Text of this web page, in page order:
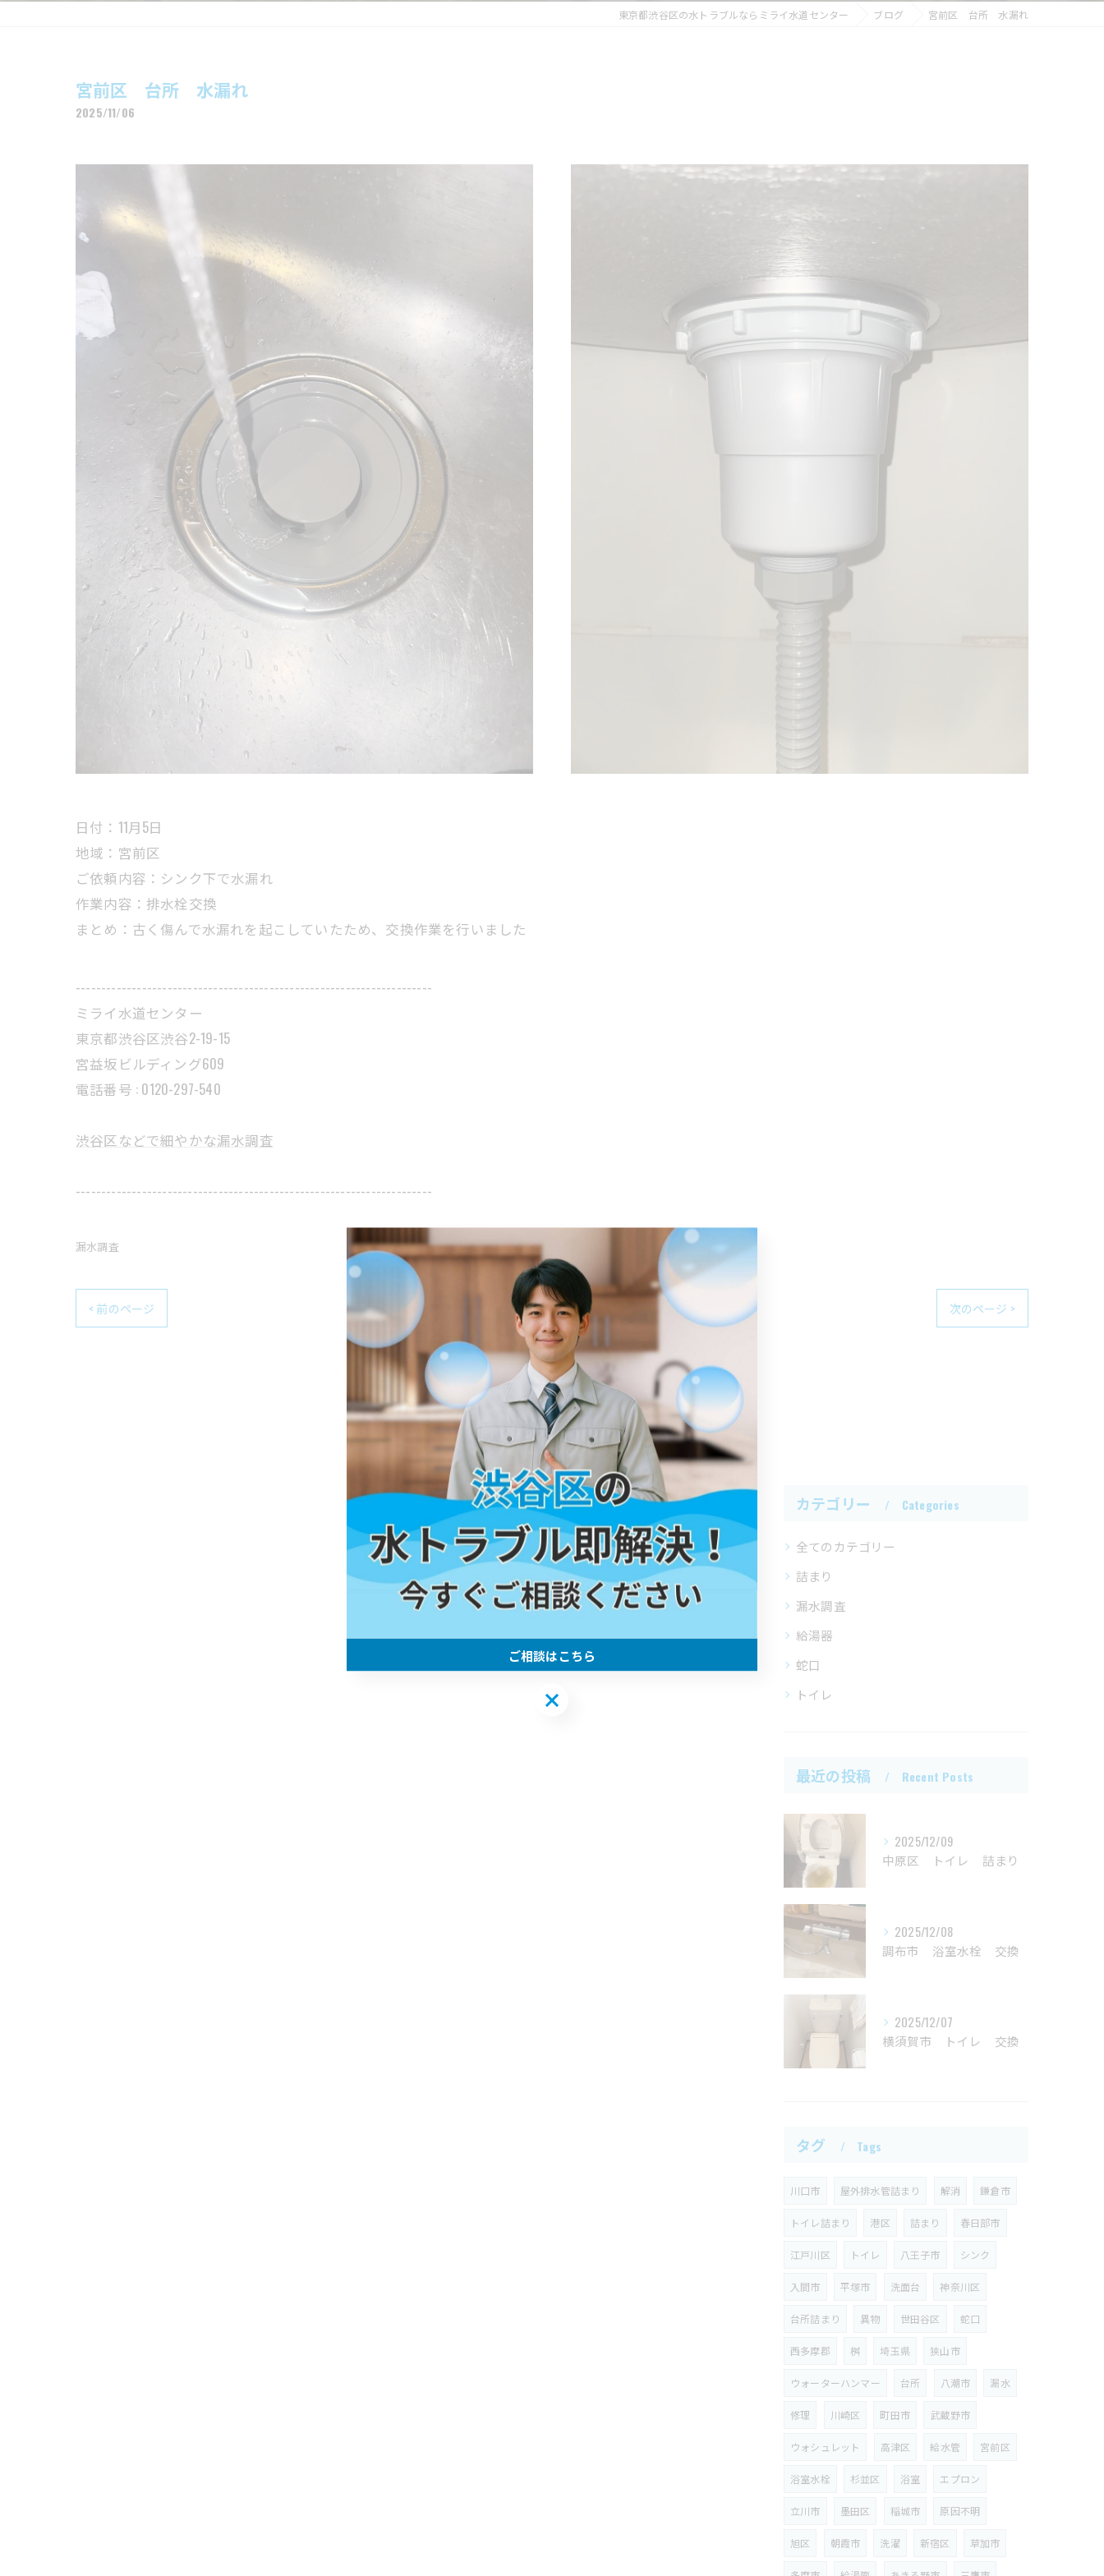
東京都渋谷区の水トラブルならミライ水道センター ブログ 宮前区 台所 水漏れ
宮前区 台所 水漏れ
2025/11/06
日付：11月5日
地域：宮前区
ご依頼内容：シンク下で水漏れ
作業内容：排水栓交換
まとめ：古く傷んで水漏れを起こしていたため、交換作業を行いました
----------------------------------------------------------------------
ミライ水道センター
東京都渋谷区渋谷2-19-15
宮益坂ビルディング609
電話番号 : 0120-297-540
渋谷区などで細やかな漏水調査
----------------------------------------------------------------------
漏水調査
< 前のページ 一覧に戻る 次のページ >
関連タグ
#宮前区 #台所 #水漏れ
カテゴリー Categories
全てのカテゴリー
詰まり
漏水調査
給湯器
蛇口
トイレ
最近の投稿 Recent Posts
2025/12/09
中原区 トイレ 詰まり
2025/12/08
調布市 浴室水栓 交換
2025/12/07
横須賀市 トイレ 交換
タグ Tags
川口市 屋外排水管詰まり 解消 鎌倉市
トイレ詰まり 港区 詰まり 春日部市
江戸川区 トイレ 八王子市 シンク
入間市 平塚市 洗面台 神奈川区
台所詰まり 異物 世田谷区 蛇口
西多摩郡 桝 埼玉県 狭山市
ウォーターハンマー 台所 八潮市 漏水
修理 川崎区 町田市 武蔵野市
ウォシュレット 高津区 給水管 宮前区
浴室水栓 杉並区 浴室 エプロン
立川市 墨田区 稲城市 原因不明
旭区 朝霞市 洗濯 新宿区 草加市
ご相談はこちら
ご相談はこちら